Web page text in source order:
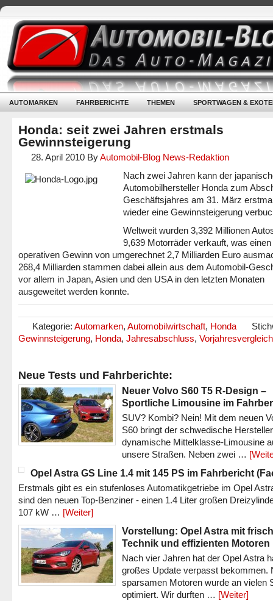
AUTOMARKEN FAHRBERICHTE THEMEN SPORTWAGEN &
Honda: seit zwei Jahren erstmals
Gewinnsteigerung
28. April 2010 ByAutomobil-Blog News-Redaktion
Nach zwei Jahren kann der
Automobilhersteller Honda zum
Geschäftsjahres am 31. März
wieder eine Gewinnsteigerung
Weltweit wurden 3,392 Millionen
9,639 Motorräder verkauft, was einen
operativen Gewinn von umgerechnet 2,7 Milliarden Euro
268,4 Milliarden stammen dabei allein aus dem Automobil-
vor allem in Japan, Asien und den USA in den letzten Monaten
ausgeweitet werden konnte.
Kategorie: Automarken, Automobilwirtschaft, Honda
Gewinnsteigerung, Honda, Jahresabschluss, Vorjahresvergleich
Neue Tests und Fahrberichte:
Neuer Volvo S60 T5 R-Design –
Sportliche Limousine im
SUV? Kombi? Nein! Mit dem neuen
S60 bringt der schwedische
dynamische Mittelklasse-Limousine
unsere Straßen. Neben zwei …
Opel Astra GS Line 1.4 mit 145 PS im Fahrbericht
Erstmals gibt es ein stufenloses Automatikgetriebe im Opel
sind den neuen Top-Benziner - einen 1.4 Liter großen
107 kW … [Weiter]
Vorstellung: Opel Astra mit
Technik und effizienten Motoren
Nach vier Jahren hat der Opel Astra
großes Update verpasst bekommen.
sparsamen Motoren wurde an vielen
optimiert. Wir durften … [Weiter]